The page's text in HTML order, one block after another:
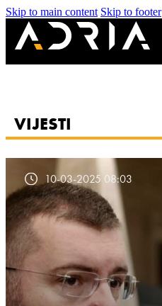
Skip to main content Skip to footer
VIJESTI
10-03-2025 08:03